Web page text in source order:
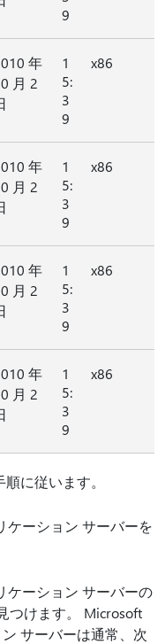
9
年
月 2
1
5:
3
9
x86
年
月 2
1
5:
3
9
x86
年
月 2
1
5:
3
9
x86
年
月 2
1
5:
3
9
x86
に従います。
ケーション サーバーを
ケーション サーバーの
つけます。 Microsoft
サーバーは通常、次